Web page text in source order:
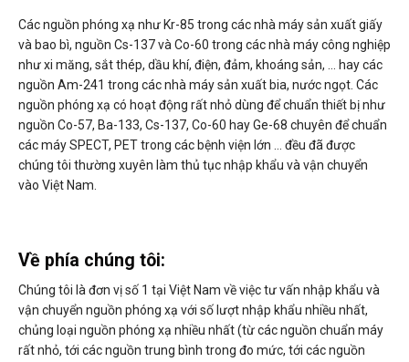
Các nguồn phóng xạ như Kr-85 trong các nhà máy sản xuất giấy
và bao bì, nguồn Cs-137 và Co-60 trong các nhà máy công nghiệp
như xi măng, sắt thép, dầu khí, điện, đảm, khoáng sản, … hay các
nguồn Am-241 trong các nhà máy sản xuất bia, nước ngọt. Các
nguồn phóng xạ có hoạt động rất nhỏ dùng để chuẩn thiết bị như
nguồn Co-57, Ba-133, Cs-137, Co-60 hay Ge-68 chuyên để chuẩn
các máy SPECT, PET trong các bệnh viện lớn … đều đã được
chúng tôi thường xuyên làm thủ tục nhập khẩu và vận chuyển
vào Việt Nam.
Về phía chúng tôi:
Chúng tôi là đơn vị số 1 tại Việt Nam về việc tư vấn nhập khẩu và
vận chuyển nguồn phóng xạ với số lượt nhập khẩu nhiều nhất,
chủng loại nguồn phóng xạ nhiều nhất (từ các nguồn chuẩn máy
rất nhỏ, tới các nguồn trung bình trong đo mức, tới các nguồn